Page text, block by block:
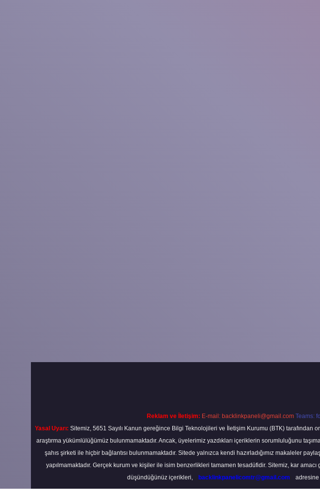
Reklam ve İletişim: E-mail: backlinkpaneli@gmail.com Teams:
Yasal Uyarı: Sitemiz, 5651 Sayılı Kanun gereğince Bilgi Teknolojileri ve İletişim Kurumu (BTK)
araştırma yükümlülüğümüz bulunmamaktadır. Ancak, üyelerimiz yazdıkları içeriklerin sorumluluğunu
şahıs şirketi ile hiçbir bağlantısı bulunmamaktadır. Sitede yalnızca kendi hazırladığımız makaleler
yapılmamaktadır. Gerçek kurum ve kişiler ile isim benzerlikleri tamamen tesadüfidir. Sitemiz, kar
düşündüğünüz içerikleri,
backlinkpanelicomtr@gmail.com adresine